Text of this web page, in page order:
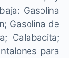
Gasolina
Gasolina de
Calabacita;
para